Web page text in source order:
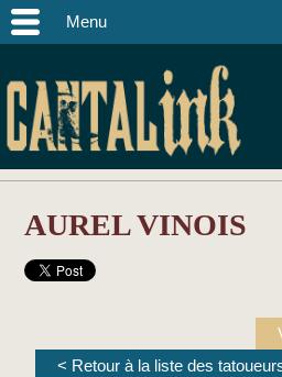
Menu
AUREL VINOIS
< Retour à la liste des